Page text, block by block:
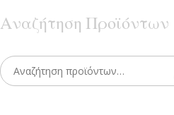
Αναζήτηση Προϊόντων
Search for: